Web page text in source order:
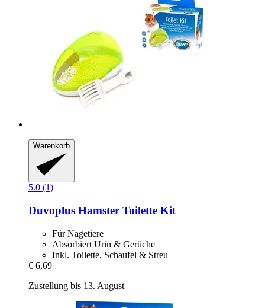
Warenkorb
5.0 (1)
Duvoplus Hamster Toilette Kit
Für Nagetiere
Absorbiert Urin & Gerüche
Inkl. Toilette, Schaufel & Streu
€ 6,69
Zustellung bis 13. August